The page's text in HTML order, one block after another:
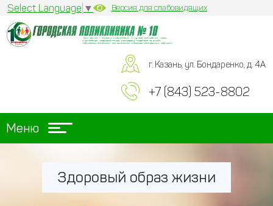
Select Language ▼ Версия для слабовидящих
г. Казань, ул. Бондаренко, д. 4А
+7 (843) 523-8802
Меню
Здоровый образ жизни